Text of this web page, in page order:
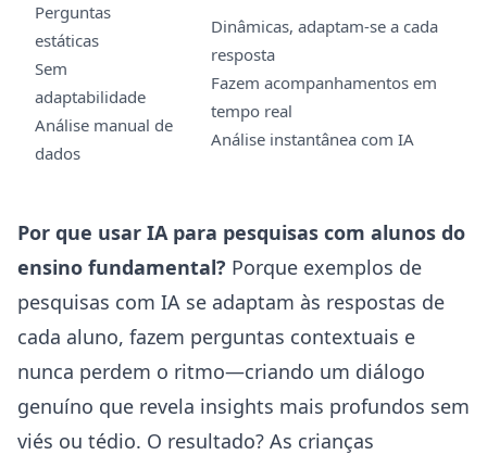
Perguntas
estáticas
Sem
adaptabilidade
Análise manual de
dados
Dinâmicas, adaptam-se a cada
resposta
Fazem acompanhamentos em
tempo real
Análise instantânea com IA
Por que usar IA para pesquisas com alunos do
ensino fundamental? Porque exemplos de
pesquisas com IA se adaptam às respostas de
cada aluno, fazem perguntas contextuais e
nunca perdem o ritmo—criando um diálogo
genuíno que revela insights mais profundos sem
viés ou tédio. O resultado? As crianças